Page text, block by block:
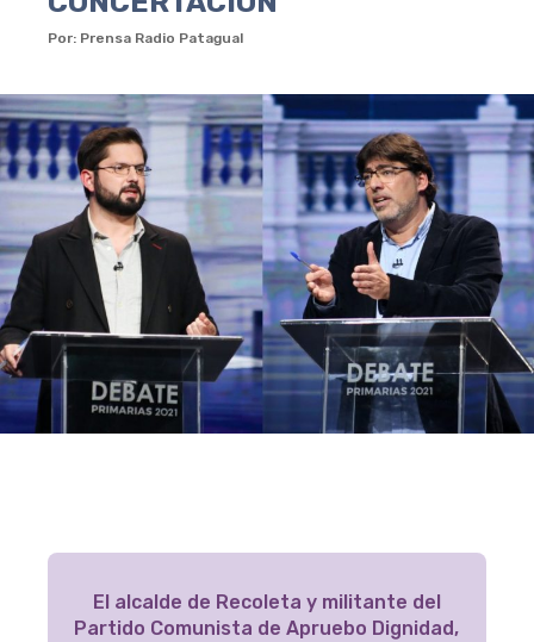
Por: Prensa Radio Patagual
El alcalde de Recoleta y militante del
Partido Comunista de Apruebo Dignidad,